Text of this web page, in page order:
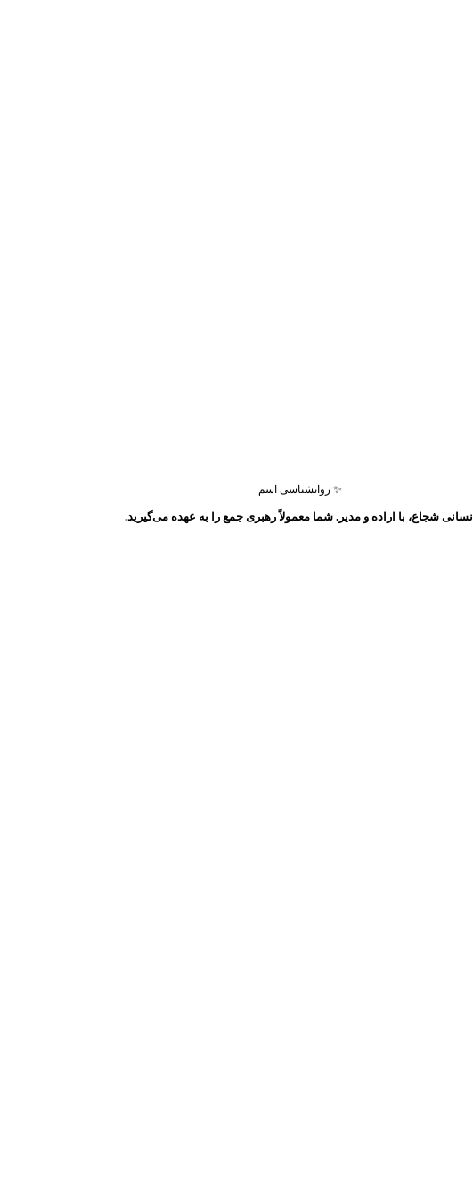
✨ روانشناسی اسم
انسانی شجاع، با اراده و مدیر. شما معمولاً رهبری جمع را به عهده می‌گیرید.